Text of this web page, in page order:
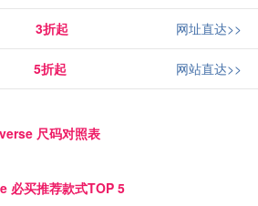
3折起 网址直达>>
5折起 网站直达>>
尺码对照表
必买推荐款式TOP 5